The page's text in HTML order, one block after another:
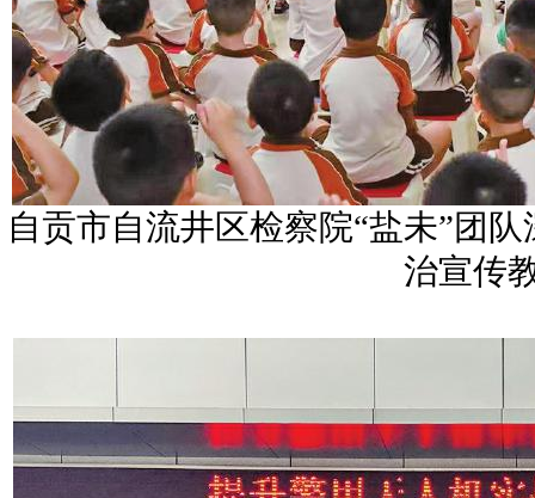
自贡市自流井区检察院“盐未”团
治宣传